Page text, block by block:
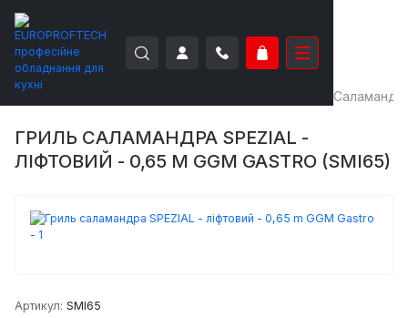
EUROPROFTECH
ГРИЛЬ САЛАМАНДРА SPEZIAL -
ЛІФТОВИЙ - 0,65 M GGM GASTRO (SMI65)
Артикул: SMI65